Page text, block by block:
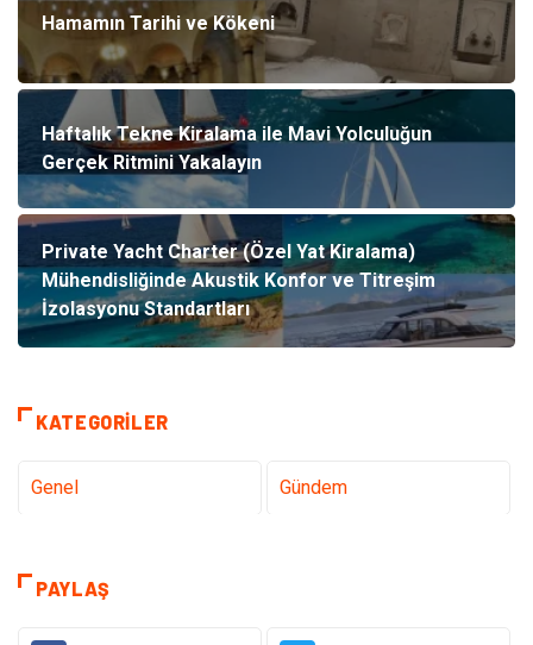
Hamamın Tarihi ve Kökeni
Haftalık Tekne Kiralama ile Mavi Yolculuğun
Gerçek Ritmini Yakalayın
Private Yacht Charter (Özel Yat Kiralama)
Mühendisliğinde Akustik Konfor ve Titreşim
İzolasyonu Standartları
KATEGORILER
Genel Gündem
PAYLAŞ